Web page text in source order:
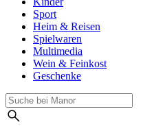
Sport
Heim & Reisen
Spielwaren
Multimedia
Wein & Feinkost
Geschenke